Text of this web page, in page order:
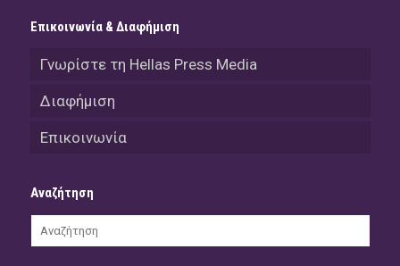
Επικοινωνία & Διαφήμιση
Γνωρίστε τη Hellas Press Media
Διαφήμιση
Επικοινωνία
Αναζήτηση